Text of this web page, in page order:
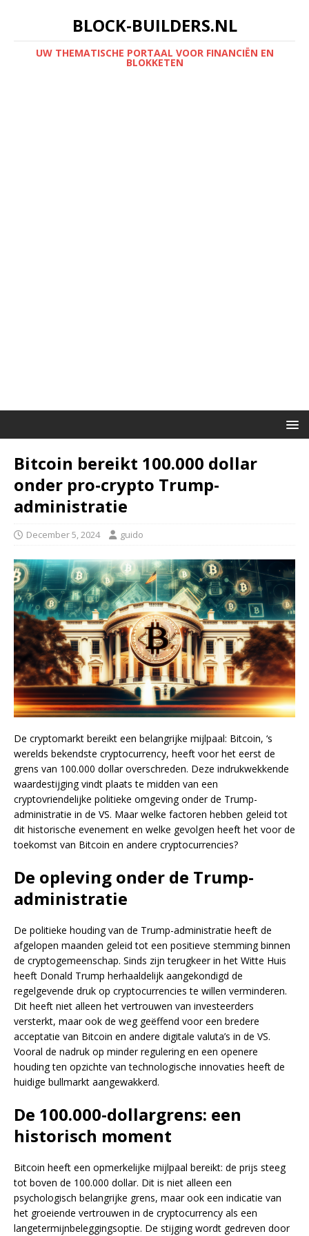
BLOCK-BUILDERS.NL
UW THEMATISCHE PORTAAL VOOR FINANCIËN EN
BLOKKETEN
Bitcoin bereikt 100.000 dollar
onder pro-crypto Trump-
administratie
December 5, 2024 guido
De cryptomarkt bereikt een belangrijke mijlpaal: Bitcoin, ‘s
werelds bekendste cryptocurrency, heeft voor het eerst de
grens van 100.000 dollar overschreden. Deze indrukwekkende
waardestijging vindt plaats te midden van een
cryptovriendelijke politieke omgeving onder de Trump-
administratie in de VS. Maar welke factoren hebben geleid tot
dit historische evenement en welke gevolgen heeft het voor de
toekomst van Bitcoin en andere cryptocurrencies?
De opleving onder de Trump-
administratie
De politieke houding van de Trump-administratie heeft de
afgelopen maanden geleid tot een positieve stemming binnen
de cryptogemeenschap. Sinds zijn terugkeer in het Witte Huis
heeft Donald Trump herhaaldelijk aangekondigd de
regelgevende druk op cryptocurrencies te willen verminderen.
Dit heeft niet alleen het vertrouwen van investeerders
versterkt, maar ook de weg geëffend voor een bredere
acceptatie van Bitcoin en andere digitale valuta’s in de VS.
Vooral de nadruk op minder regulering en een openere
houding ten opzichte van technologische innovaties heeft de
huidige bullmarkt aangewakkerd.
De 100.000-dollargrens: een
historisch moment
Bitcoin heeft een opmerkelijke mijlpaal bereikt: de prijs steeg
tot boven de 100.000 dollar. Dit is niet alleen een
psychologisch belangrijke grens, maar ook een indicatie van
het groeiende vertrouwen in de cryptocurrency als een
langetermijnbeleggingsoptie. De stijging wordt gedreven door